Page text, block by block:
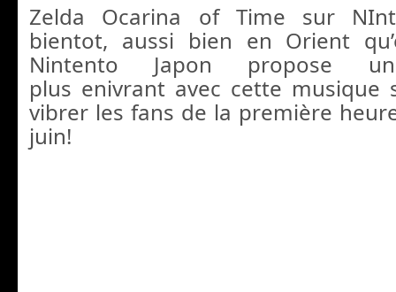
Zelda Ocarina of Time sur
bientot, aussi bien en Orient
Nintento Japon propose
plus enivrant avec cette musique
vibrer les fans de la première
juin!